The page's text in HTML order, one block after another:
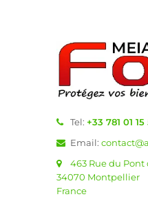
Tel: +33 781 01 15
Email:
463 Rue du Pont
34070 Montpellier
France